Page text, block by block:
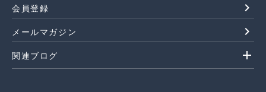
会員登録 navigate_next
メールマガジン navigate_next
関連ブログ add